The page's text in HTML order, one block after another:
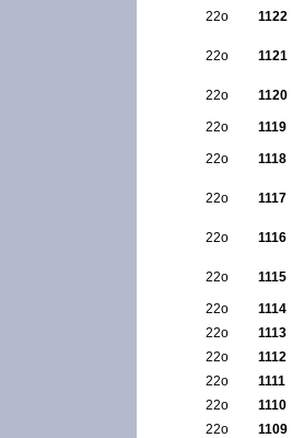
22ο 1122
22ο 1121
22ο 1120
22ο
1119
22ο 1118
22ο 1117
22ο 1116
22ο 1115
22ο
1114
22ο
1113
22ο
1112
22ο
1111
22ο
1110
22ο
1109